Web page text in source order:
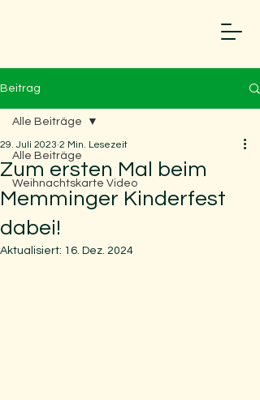
St.
mit
Beitrag
Alle Beiträge
Weihnachtskarte Video
Alle Beiträge
Zum ersten Mal beim
Memminger Kinderfest
dabei!
29. Juli 2023 2 Min. Lesezeit
Aktualisiert: 16. Dez. 2024